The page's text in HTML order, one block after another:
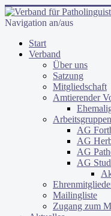
Navigation an/aus
Start
Verband
Über uns
Satzung
Mitgliedschaft
Amtierender
Arbeitsgruppen
AG
AG
AG
AG
Mailingliste
Zugang zum